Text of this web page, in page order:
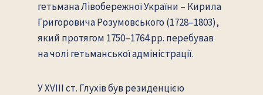
гетьмана Лівобережної України – Кирила
Григоровича Розумовського (1728–1803),
який протягом 1750–1764 рр. перебував
на чолі гетьманської адміністрації.
У XVIII ст. Глухів був резиденцією